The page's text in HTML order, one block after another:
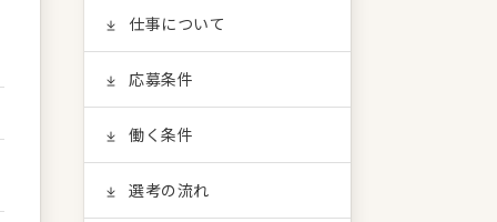
仕事について
応募条件
働く条件
選考の流れ